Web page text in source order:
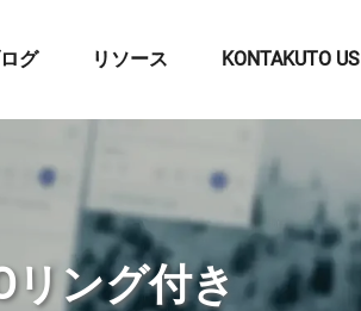
グ リソース KONTAKUTO US
リング付き